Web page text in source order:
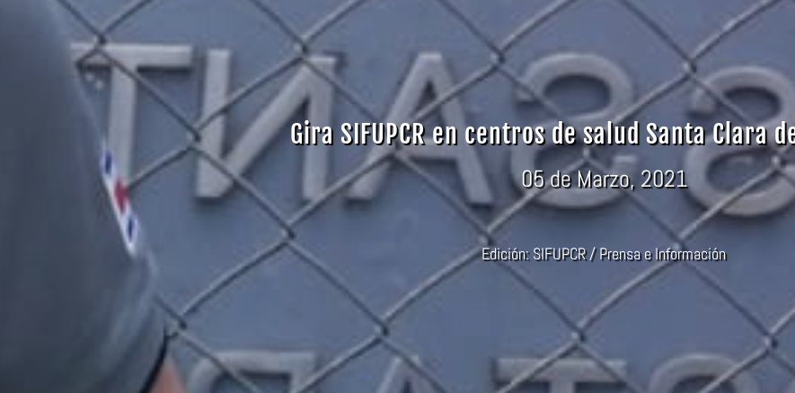
Gira SIFUPCR en centros de salud Santa Clara
05 de Marzo, 2021
Edición: SIFUPCR / Prensa e Información